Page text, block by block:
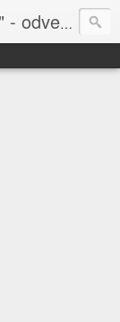
Блог газеты "Одесский Вестник" - odvestnik.com.ua, odvestnik.com